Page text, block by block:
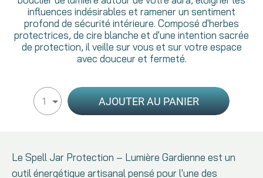
influences indésirables et ramener un sentiment
profond de sécurité intérieure. Composé d'herbes
protectrices, de cire blanche et d'une intention sacrée
de protection, il veille sur vous et sur votre espace
avec douceur et fermeté.
1 AJOUTER AU PANIER
Le Spell Jar Protection – Lumière Gardienne est un
outil énergétique artisanal pensé pour l'une des